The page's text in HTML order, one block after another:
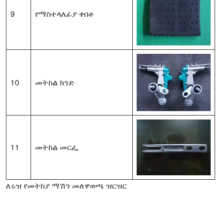
9 የማስተላለፊያ ቀበቶ
10 መትከል ክንድ
11 መትከል መርፌ
ለሩዝ የመትከያ ማሽን መለዋወጫ ዝርዝር